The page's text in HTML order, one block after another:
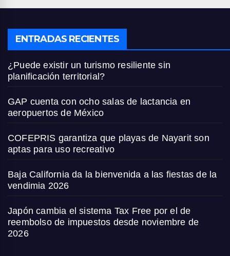
ENTRADAS RECIENTES
¿Puede existir un turismo resiliente sin
planificación territorial?
GAP cuenta con ocho salas de lactancia en
aeropuertos de México
COFEPRIS garantiza que playas de Nayarit son
aptas para uso recreativo
Baja California da la bienvenida a las fiestas de la
vendimia 2026
Japón cambia el sistema Tax Free por el de
reembolso de impuestos desde noviembre de
2026